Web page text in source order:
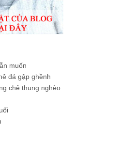
muốn
đá gập ghềnh
chê thung nghèo